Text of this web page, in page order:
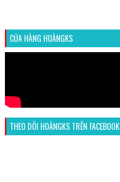
CỬA HÀNG HOÀNGKS
THEO DÕI HOÀNGKS TRÊN FACEBOOK